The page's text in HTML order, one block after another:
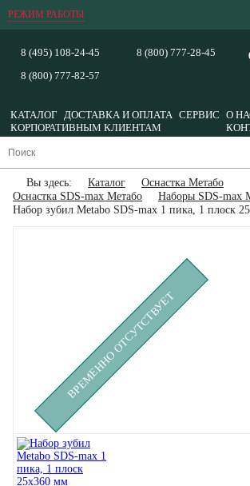
РЕЖИМ РАБОТЫ
8 (495) 108-24-45
8 (800) 777-82-57
8 (800) 777-28-45
КАТАЛОГ ДОСТАВКА И ОПЛАТА СЕРВИС О
КОРПОРАТИВНЫМ КЛИЕНТАМ
Вы здесь: Каталог
Оснастка Метабо
Оснастка SDS-max Метабо
Наборы SDS-max
Набор зубил Metabo SDS-max 1 пика, 1 плоск
ВРЕМЕННО ОТСУТСТВУЕТ